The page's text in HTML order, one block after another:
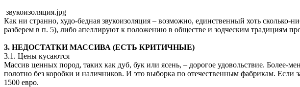
звукоизоляция.jpg
Как ни странно, худо-бедная звукоизоляция – возможно, единственный хоть
разберем в п. 5), либо апеллируют к положению в обществе и зодческим традициям
3. НЕДОСТАТКИ МАССИВА (ЕСТЬ КРИТИЧНЫЕ)
3.1. Цены кусаются
Массив ценных пород, таких как дуб, бук или ясень, – дорогое удовольствие. Более-
полотно без коробки и наличников. И это выборка по отечественным фабрикам. Если
1500 евро.